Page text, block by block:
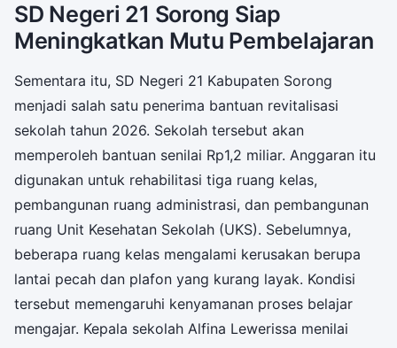
SD Negeri 21 Sorong Siap
Meningkatkan Mutu Pembelajaran
Sementara itu, SD Negeri 21 Kabupaten Sorong
menjadi salah satu penerima bantuan revitalisasi
sekolah tahun 2026. Sekolah tersebut akan
memperoleh bantuan senilai Rp1,2 miliar. Anggaran itu
digunakan untuk rehabilitasi tiga ruang kelas,
pembangunan ruang administrasi, dan pembangunan
ruang Unit Kesehatan Sekolah (UKS). Sebelumnya,
beberapa ruang kelas mengalami kerusakan berupa
lantai pecah dan plafon yang kurang layak. Kondisi
tersebut memengaruhi kenyamanan proses belajar
mengajar. Kepala sekolah Alfina Lewerissa menilai